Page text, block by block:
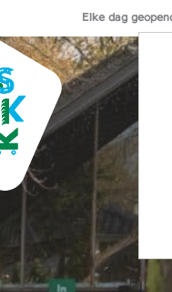
Elke dag